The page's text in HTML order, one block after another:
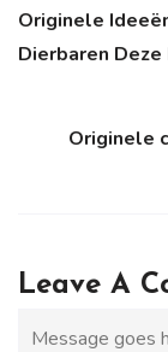
Originele
Dierbaren
Originele
Leave A